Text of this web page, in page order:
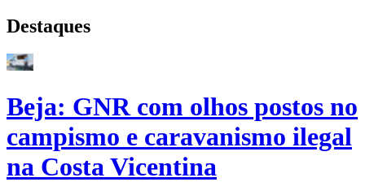
Destaques
Beja: GNR com olhos postos no
campismo e caravanismo ilegal
na Costa Vicentina